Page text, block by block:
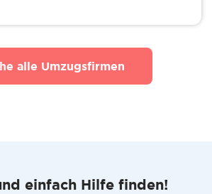
alle Umzugsfirmen
einfach Hilfe finden!